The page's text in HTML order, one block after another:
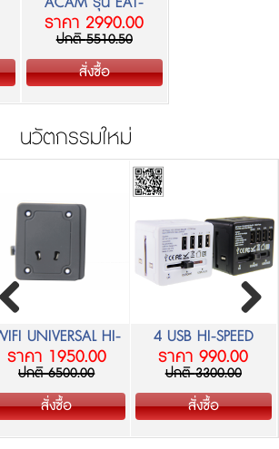
S70T193E
ราคา 2990.00
ปกติ5510.50
สั่งซื้อ
นวัตกรรมใหม่
UNIVERSAL HI-
TRAVEL ROUTER
รุ่น TK-189 WIFI
ราคา 1950.00
ปกติ6500.00
สั่งซื้อ
4 USB HI-SPEED
TRAVEL ADAPTER SET
รุ่น TK-192USB4
ราคา 990.00
ปกติ3300.00
สั่งซื้อ